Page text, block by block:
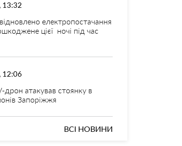
13:32
електропостачання
цієї ночі під час
12:06
атакував стоянку в
Запоріжжя
ВСІ НОВИНИ